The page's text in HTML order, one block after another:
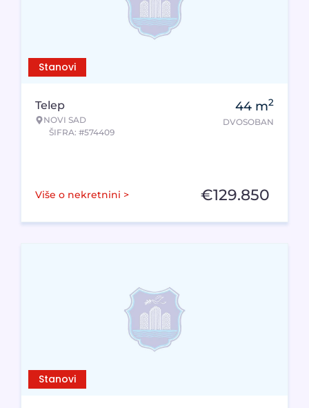
Stanovi
Telep
NOVI SAD
ŠIFRA: #574409
44 m2
DVOSOBAN
Više o nekretnini > €129.850
Stanovi